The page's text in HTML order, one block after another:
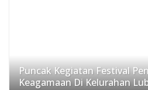
Puncak Kegiatan Festival
Keagamaan Di Kelurahan